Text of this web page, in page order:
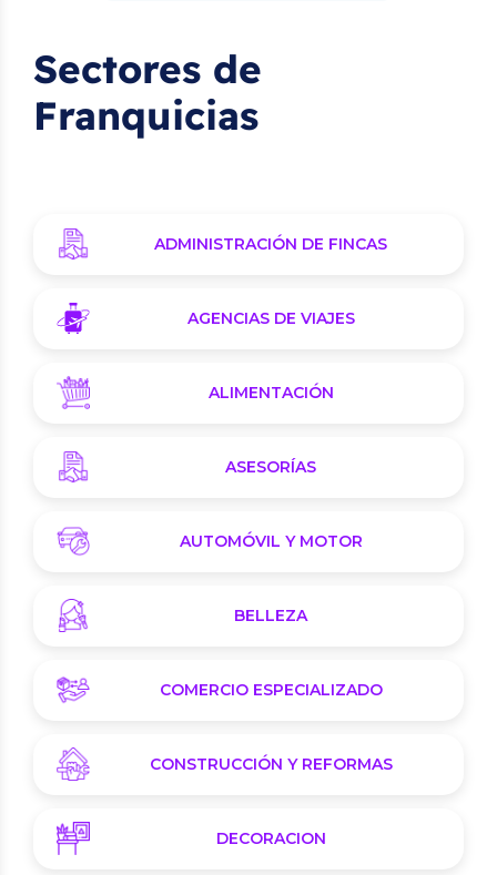
Sectores de
Franquicias
ADMINISTRACIÓN DE FINCAS
AGENCIAS DE VIAJES
ALIMENTACIÓN
ASESORÍAS
AUTOMÓVIL Y MOTOR
BELLEZA
COMERCIO ESPECIALIZADO
CONSTRUCCIÓN Y REFORMAS
DECORACION